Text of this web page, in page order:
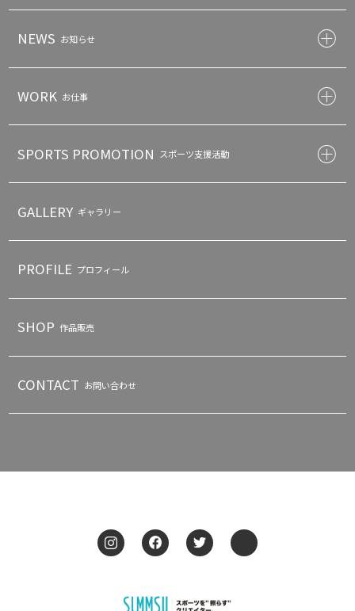
NEWS お知らせ
WORK お仕事
SPORTS PROMOTION スポーツ支援活動
GALLERY ギャラリー
PROFILE プロフィール
SHOP 作品販売
CONTACT お問い合わせ